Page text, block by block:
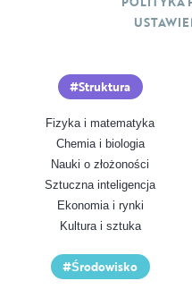
Struktura
Fizyka i matematyka
Chemia i biologia
Nauki o złożoności
Sztuczna inteligencja
Ekonomia i rynki
Kultura i sztuka
Środowisko